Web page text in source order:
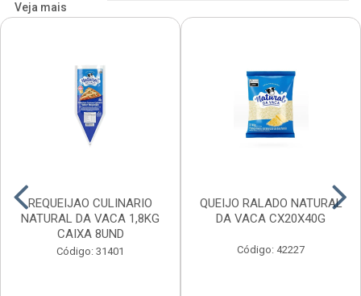
Veja mais
REQUEIJAO CULINARIO
NATURAL DA VACA 1,8KG
CAIXA 8UND
Código: 31401
QUEIJO RALADO NATURAL
DA VACA CX20X40G
Código: 42227